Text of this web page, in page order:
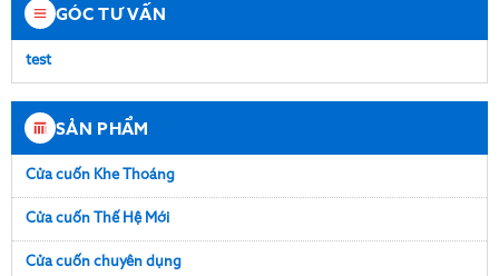
GÓC TƯ VẤN
test
SẢN PHẨM
Cửa cuốn Khe Thoáng
Cửa cuốn Thế Hệ Mới
Cửa cuốn chuyên dụng